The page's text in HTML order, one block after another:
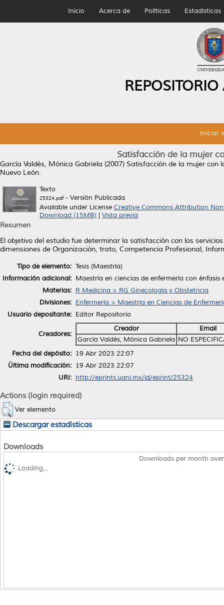
Inicio Acerca de Políticas Estadísticas
Iniciar
Satisfacción de la mujer
García Valdés, Mónica Gabriela (2007) Satisfacción de la mujer con
Nuevo León.
Texto
25324.pdf- Versión Publicada
Available under License Creative Commons Attribution
Download (15MB)
Vista previa
Resumen
El objetivo del estudio fue determinar la satisfacción con los
dimensiones de Organización, trato, Competencia Profesional,
Tipo de elemento: Tesis (Maestría)
Información adicional: Maestría en ciencias de enfermería con énfasis
Materias: R Medicina > RG Ginecología y Obstetricia
Divisiones: Enfermería > Maestría en Ciencias de
Usuario depositante: Editor Repositorio
Creadores:
Creador
Email
García Valdés, Mónica Gabriela NO
Fecha del depósito: 19 Abr 2023 22:07
Última modificación: 19 Abr 2023 22:07
URI: http://eprints.uanl.mx/id/eprint/25324
Actions (login required)
Ver elemento
Descargar estadísticas
Downloads
Downloads per month
Loading...